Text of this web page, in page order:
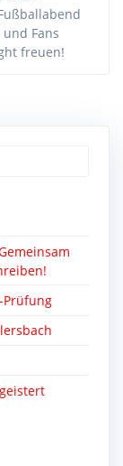
Fans
freuen!
Prüfung